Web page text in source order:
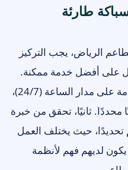
طارئة
الرياض، يجب التركيز
على أفضل خدمة ممكنة.
أولاً، ابحث عن شركات تقدم خدمة على مدار الساعة (24/7)،
محددًا. ثانيًا، تحقق من خبرة
حيث يختلف العمل
لديهم فهم لأنظمة